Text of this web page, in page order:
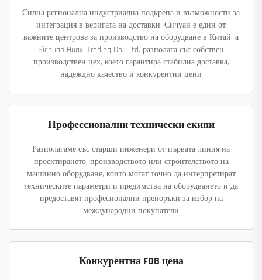
Силна регионална индустриална подкрепа и възможности за
интеграция в веригата на доставки. Сичуан е един от
важните центрове за производство на оборудване в Китай, а
Sichuan Huaxi Trading Co., Ltd. разполага със собствен
производствен цех, което гарантира стабилна доставка,
надеждно качество и конкурентни цени
Профессионални технически екипи
Разполагаме със старши инженери от първата линия на
проектирането, производството или строителството на
машинно оборудване, които могат точно да интерпретират
техническите параметри и предимства на оборудването и да
предоставят професионални препоръки за избор на
международни покупатели
Конкурентна FOB цена